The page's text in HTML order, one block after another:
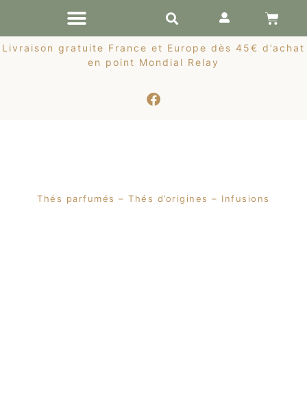
Livraison gratuite France et Europe dès 45€ d’achat
en point Mondial Relay
Thés parfumés – Thés d’origines – Infusions